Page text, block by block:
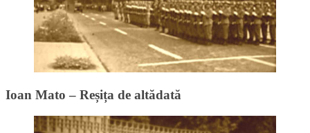
Ioan Mato – Reșița de altădată